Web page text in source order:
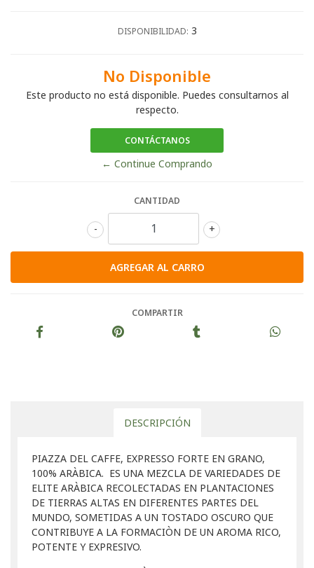
DISPONIBILIDAD: 3
No Disponible
Este producto no está disponible. Puedes consultarnos al
respecto.
CONTÁCTANOS
← Continue Comprando
CANTIDAD
+
-
COMPARTIR
DESCRIPCIÓN
PIAZZA DEL CAFFE, EXPRESSO FORTE EN GRANO,
100% ARÀBICA. ES UNA MEZCLA DE VARIEDADES DE
ELITE ARÀBICA RECOLECTADAS EN PLANTACIONES
DE TIERRAS ALTAS EN DIFERENTES PARTES DEL
MUNDO, SOMETIDAS A UN TOSTADO OSCURO QUE
CONTRIBUYE A LA FORMACIÒN DE UN AROMA RICO,
POTENTE Y EXPRESIVO.